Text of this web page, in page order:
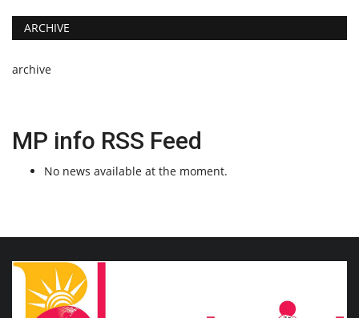
ARCHIVE
archive
MP info RSS Feed
No news available at the moment.